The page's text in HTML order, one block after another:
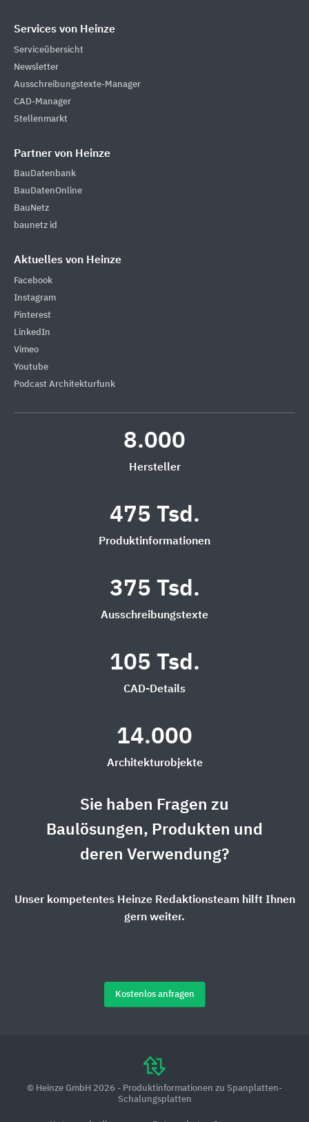
Services von Heinze
Serviceübersicht
Newsletter
Ausschreibungstexte-Manager
CAD-Manager
Stellenmarkt
Partner von Heinze
BauDatenbank
BauDatenOnline
BauNetz
baunetz id
Aktuelles von Heinze
Facebook
Instagram
Pinterest
LinkedIn
Vimeo
Youtube
Podcast Architekturfunk
8.000
Hersteller
475 Tsd.
Produktinformationen
375 Tsd.
Ausschreibungstexte
105 Tsd.
CAD-Details
14.000
Architekturobjekte
Sie haben Fragen zu
Baulösungen, Produkten und
deren Verwendung?
Unser kompetentes Heinze Redaktionsteam hilft Ihnen
gern weiter.
Kostenlos anfragen
© Heinze GmbH 2026 - Produktinformationen zu Spanplatten-
Schalungsplatten